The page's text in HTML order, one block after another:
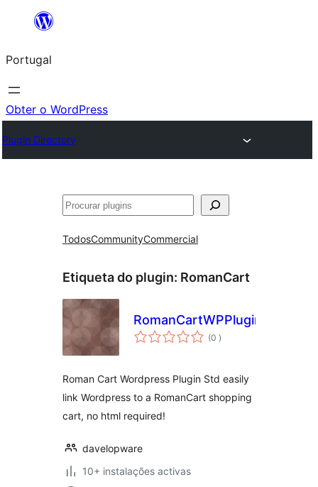
Saltar
o
conteúdo
Portugal
Obter o WordPress
Plugin Directory
Pesquisar
TodosCommunityCommercial
Etiqueta do plugin: RomanCart
RomanCartWPPluginStd
(0 classificações
)
Roman Cart Wordpress Plugin Std easily
link Wordpress to a RomanCart shopping
cart, no html required!
davelopware
10+ instalações activas